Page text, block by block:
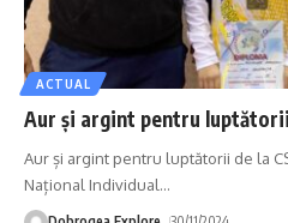
ACTUAL
Aur și argint pentru
Aur și argint pentru luptătorii de la
Național Individual…